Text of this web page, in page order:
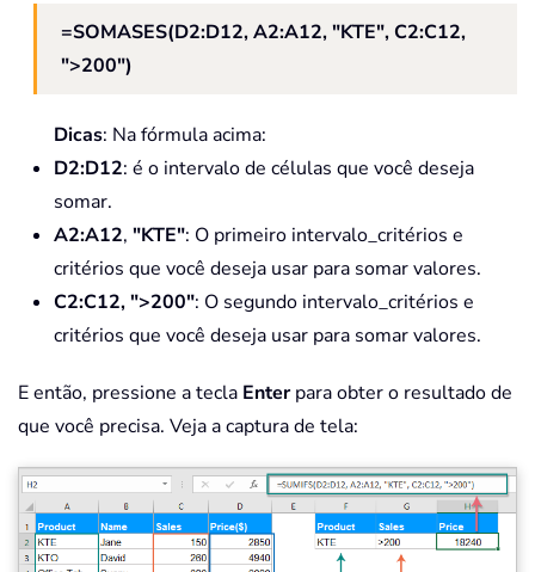
=SOMASES(D2:D12, A2:A12, "KTE", C2:C12,
">200")
Dicas: Na fórmula acima:
D2:D12: é o intervalo de células que você deseja
somar.
A2:A12, "KTE": O primeiro intervalo_critérios e
critérios que você deseja usar para somar valores.
C2:C12, ">200": O segundo intervalo_critérios e
critérios que você deseja usar para somar valores.
E então, pressione a tecla Enterpara obter o resultado de
que você precisa. Veja a captura de tela: